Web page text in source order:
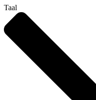
Taal